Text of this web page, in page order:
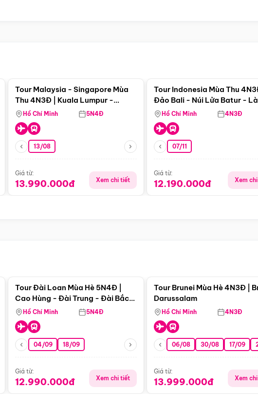
Tour Malaysia - Singapore Mùa
Thu 4N3Đ | Kuala Lumpur -
Malacca - Johor Baru -
Singapore
Hồ Chí Minh 5N4Đ
13/08
Giá từ:
13.990.000đ Xem chi tiết
Tour Indonesia Mùa Thu
Đảo Bali - Núi Lửa Batur -
Penglipuran
Hồ Chí Minh 4N3Đ
07/11
Giá từ:
12.190.000đ Xem
Tour Đài Loan Mùa Hè 5N4Đ |
Cao Hùng - Đài Trung - Đài Bắc
(Bay Vj)
Hồ Chí Minh 5N4Đ
04/09 18/09
Giá từ:
12.990.000đ Xem chi tiết
Tour Brunei Mùa Hè 4N3Đ |
Darussalam
Hồ Chí Minh 4N3Đ
06/08 30/08 17/09
Giá từ:
13.999.000đ Xem